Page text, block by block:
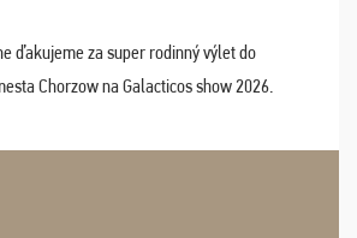
ďakujeme za super rodinný výlet do
Chorzow na Galacticos show 2026.
aj zábavný park Legendia, previe ...